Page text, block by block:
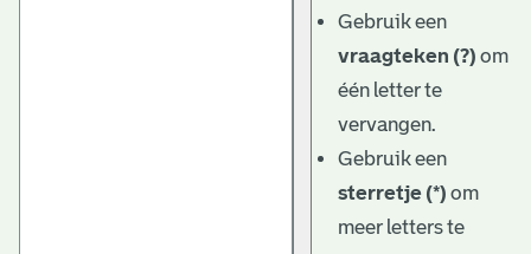
Gebruik een
vraagteken (?) om
één letter te
vervangen.
Gebruik een
sterretje (*) om
meer letters te